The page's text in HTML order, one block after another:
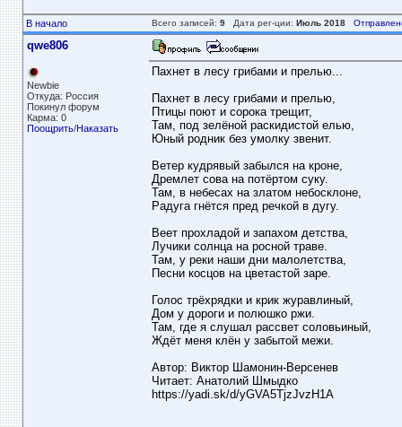
В начало Всего записей: 9Дата рег-ции: Июль 2018
qwe806
Newbie
Откуда: Россия
Покинул форум
Карма: 0
Поощрить/Наказать
Пахнет в лесу грибами и прелью...
Пахнет в лесу грибами и прелью,
Птицы поют и сорока трещит,
Там, под зелёной раскидистой елью,
Юный родник без умолку звенит.
Ветер кудрявый забылся на кроне,
Дремлет сова на потёртом суку.
Там, в небесах на златом небосклоне,
Радуга гнётся пред речкой в дугу.
Веет прохладой и запахом детства,
Лучики солнца на росной траве.
Там, у реки наши дни малолетства,
Песни косцов на цветастой заре.
Голос трёхрядки и крик журавлиный,
Дом у дороги и полюшко ржи.
Там, где я слушал рассвет соловьиный,
Ждёт меня клён у забытой межи.
Автор: Виктор Шамонин-Версенев
Читает: Анатолий Шмыдко
https://yadi.sk/d/yGVA5TjzJvzH1A